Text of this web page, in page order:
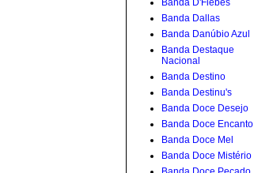
Banda Dallas
Banda Danúbio Azul
Banda Destaque
Nacional
Banda Destino
Banda Destinu's
Banda Doce Desejo
Banda Doce Encanto
Banda Doce Mel
Banda Doce Mistério